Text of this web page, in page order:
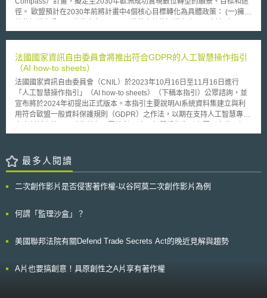
段之一，能充分發揮效用；作為證據收集的前提，確保證據保全制度能充分
發揮效用。 2.權利安定性不足 從權利賦予乃至於紛爭處理的過程中，
於專利法新增第104條之3[2]，導入「專利無效抗辯」之制度，其後雖然有
實使專利無效訴訟（無効審判）審理遲緩的狀況明顯獲得改善。而由於
2015年日本再度導入專利異議制度（異議申立制度）[3]，因此無論就權利
者及疑似侵權者之間的平衡，或是產業政策上就專利權進步性要件的判斷
等，本年度的推進計畫中均指出有就本條之內容再作檢討之必要。 3.損害認
定額偏定 在損害賠償的額度方面，雖然在歷年來多次專利法之修正後
已經獲得一定程度的改善，但普遍看法仍認為訴訟實務上法院所認定的侵權
損害賠償數額，和商業實態上所造成的影響及需求相比仍是顯然偏低。另日
本為求簡化便利損害賠償額的舉證難度，雖已於1998年修正專利法第102條
側重實際上造成之損害，而未能從研究開發投資所得之專利權受損之角度思
考，造成日本在專利權等智財糾紛中損害賠償額普遍偏低，此一問題仍有待
統計，日本專利侵權訴訟中有約六成為中小企業提起，但扣除和解之部分單
率更不到一成，探究其原因，日本認為除了中小企業與專利、法律專業人員
及訴訟進行上給予一定的支援。 （二）今後施政方向 日本為強化智財
「強化智財紛爭處理體系的機能」，在權利人及侵害嫌疑人間地位平衡的前
提下，對證據收集手續、損害賠償額、權利安定性和禁制令的核發等各方面
徑。 歐盟預計在2030年前將計畫中4個核心目標轉化為具體政策： (一)擁有
2.應有2000萬名以上的資訊通訊技術專家，且促使更多女性進入此產業。
路，且所有人口密集區都應被5G所覆蓋。 2.歐洲半導體的產量應占世界
的20%。 3.歐盟應部署1萬個氣候中立的高度安全邊緣節點（edge
node）。 4.於2025年前開發出歐洲第一台量子電腦。 (三)企業數位化轉
型： 1.75％的歐洲企業應使用雲端運算服務，大數據和人工智慧。 2.
超過90％的歐洲中小企業應達基本數位密集強度。 3.擴大創新規模並改
善融資管道，使歐盟的獨角獸企業數量翻倍。 (四)公共數位化服務： 1.於
線上提供所有主要的公共服務。 2.所有歐洲公民均能使用電子病歷。
法國國家資訊自由委員會將推出符合GDPR的人工智慧操作指引
（AI how-to sheets）
法國國家資訊自由委員會（CNIL）於2023年10月16日至11月16日進行
「人工智慧操作指引」（AI how-to sheets）（下稱本指引）公眾諮詢，並
宣布將於2024年初提出正式版本。本指引主要說明AI系統資料集建立與利
用符合歐盟一般資料保護規則（GDPR）之作法，以期在支持人工智慧專業
下： 1.指引涵蓋範圍：本指引限於AI開發階段（development phase），不
括AI系統設計、資料蒐集與資料庫建立，以及AI系統學習與訓練。 2.法律適
用：當資料處理過程中包含個人資料時，人工智慧系統的開發與設計都必須
時應該遵守「明確」、「合法」、「易懂」之原則，由於資料應該是基於特
資料。故明確界定人工智慧系統之目的為何，方能決定GDPR與其他原則之
processor）。 5.確保資料處理之合法性：建立AI系統的組織使用的資料集
進行資料保護影響評估（DIPA）。 7.在系統設計時將資料保護納入考慮：
最多人閱讀
二次創作影片是否侵害著作權-以谷阿莫二次創作影片為例
何謂「監理沙盒」？
美國聯邦法院有關Defend Trade Secrets Act的晚近見解與趨勢
A片也要搞創意！具原創性之A片享有著作權